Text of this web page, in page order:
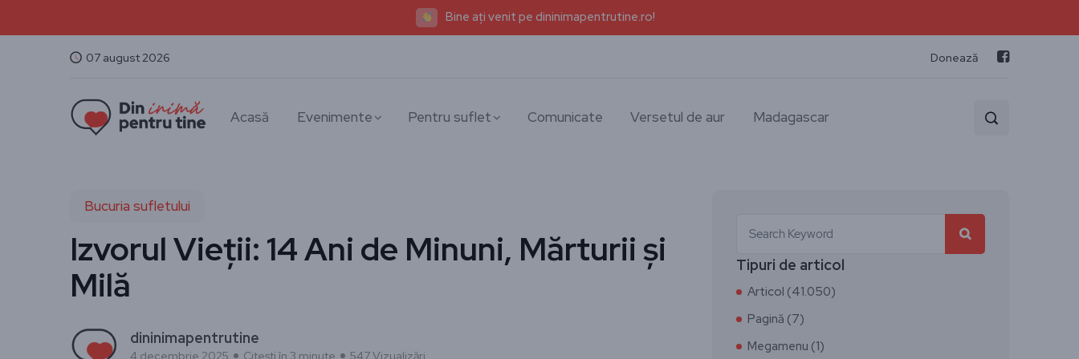
Bine ați venit pe dininimapentrutine.ro!
07 august 2026 Donează
Acasă Evenimente Pentru suflet Comunicate Versetul de aur Madagascar
Bucuria sufletului
Izvorul Vieții: 14 Ani de Minuni, Mărturii și
Milă
dininimapentrutine
4 decembrie 2025 Citești în 3 minute 547 Vizualizări
Tipuri de articol
Articol (41.050)
Pagină (7)
Megamenu (1)